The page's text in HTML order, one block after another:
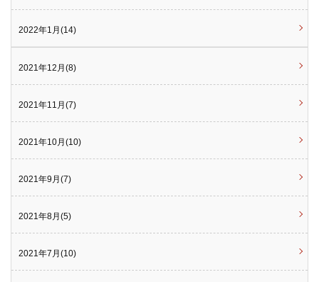
2022年1月(14)
2021年12月(8)
2021年11月(7)
2021年10月(10)
2021年9月(7)
2021年8月(5)
2021年7月(10)